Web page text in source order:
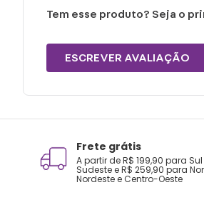
Tem esse produto? Seja o
ESCREVER AVALIAÇÃO
Frete grátis
A partir de R$ 199,90 para Sul
Sudeste e R$ 259,90 para
Nordeste e Centro-Oeste